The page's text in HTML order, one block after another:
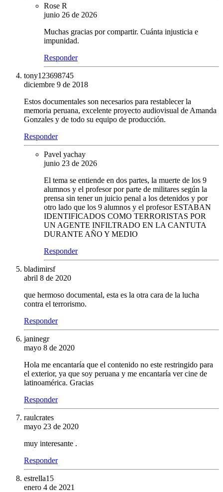
Rose R
junio 26 de 2026
Muchas gracias por compartir. Cuánta injusticia e
impunidad.
Responder
tony123698745
diciembre 9 de 2018
Estos documentales son necesarios para restablecer la
memoria peruana, excelente proyecto audiovisual de Amanda
Gonzales y de todo su equipo de producción.
Responder
Pavel yachay
junio 23 de 2026
El tema se entiende en dos partes, la muerte de los 9
alumnos y el profesor por parte de militares según la
prensa sin tener un juicio penal a los detenidos y por
otro lado que los 9 alumnos y el profesor ESTABAN
IDENTIFICADOS COMO TERRORISTAS POR
UN AGENTE INFILTRADO EN LA CANTUTA
DURANTE AÑO Y MEDIO
Responder
bladimirsf
abril 8 de 2020
que hermoso documental, esta es la otra cara de la lucha
contra el terrorismo.
Responder
janinegr
mayo 8 de 2020
Hola me encantaría que el contenido no este restringido para
el exterior, ya que soy peruana y me encantaría ver cine de
latinoamérica. Gracias
Responder
raulcrates
mayo 23 de 2020
muy interesante .
Responder
estrella15
enero 4 de 2021